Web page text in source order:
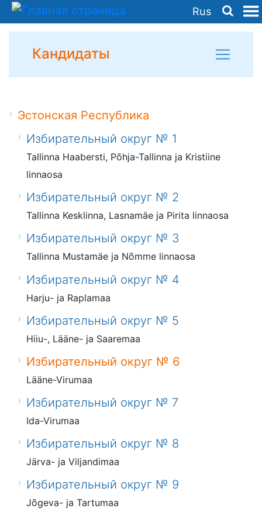
Rus
Кандидаты
Эстонская Республика
Избирательный округ № 1
Tallinna Haabersti, Põhja-Tallinna ja Kristiine
linnaosa
Избирательный округ № 2
Tallinna Kesklinna, Lasnamäe ja Pirita linnaosa
Избирательный округ № 3
Tallinna Mustamäe ja Nõmme linnaosa
Избирательный округ № 4
Harju- ja Raplamaa
Избирательный округ № 5
Hiiu-, Lääne- ja Saaremaa
Избирательный округ № 6
Lääne-Virumaa
Избирательный округ № 7
Ida-Virumaa
Избирательный округ № 8
Järva- ja Viljandimaa
Избирательный округ № 9
Jõgeva- ja Tartumaa